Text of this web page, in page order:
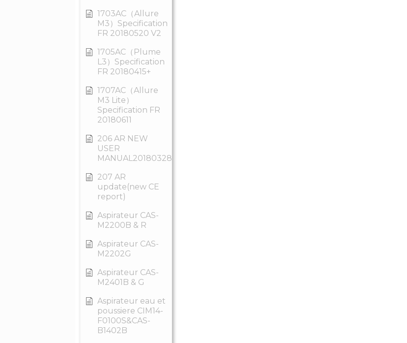
1703AC（Allure
M3）Specification
FR 20180520 V2
1705AC（Plume
L3）Specification
FR 20180415+
1707AC（Allure
M3 Lite）
Specification FR
20180611
206 AR NEW
USER
MANUAL20180328
207 AR
update(new CE
report)
Aspirateur CAS-
M2200B & R
Aspirateur CAS-
M2202G
Aspirateur CAS-
M2401B & G
Aspirateur eau et
poussiere CIM14-
F0100S&CAS-
B1402B